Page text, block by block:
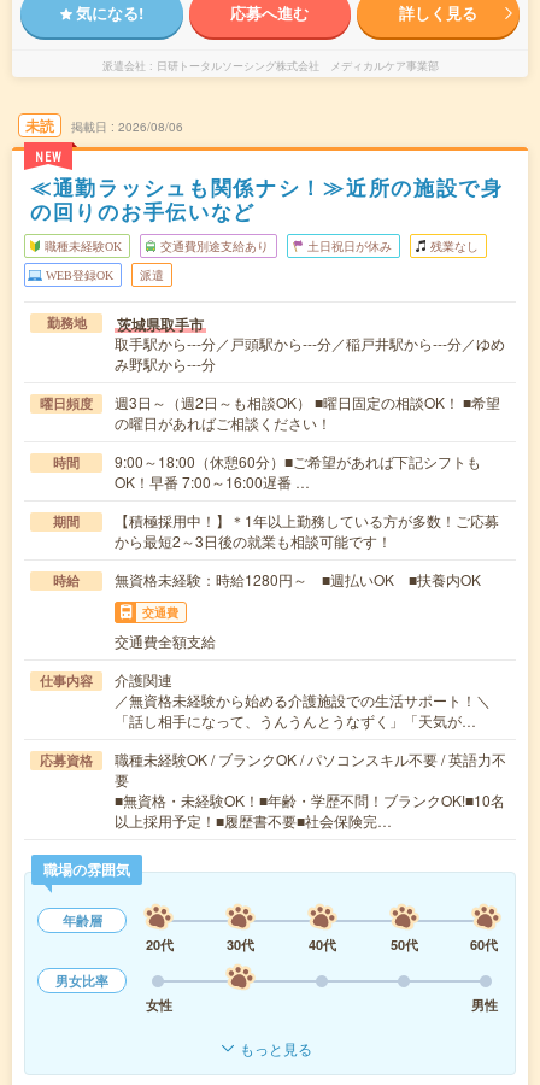
気になる! 応募へ進む 詳しく見る
派遣会社 日研トータルソーシング株式会社 メディカルケア事業部
未読
NEW
掲載日 2026/08/06
≪通勤ラッシュも関係ナシ！≫近所の施設で身
の回りのお手伝いなど
職種未経験OK 交通費別途支給あり 土日祝日が休み 残業なし
WEB登録OK 派遣
勤務地 茨城県取手市
取手駅から---分／戸頭駅から---分／稲戸井駅から---分／ゆめ
み野駅から---分
曜日頻度
週3日～（週2日～も相談OK） ■曜日固定の相談OK！ ■希望
の曜日があればご相談ください！
時間
9:00～18:00（休憩60分）■ご希望があれば下記シフトも
OK！早番 7:00～16:00遅番 …
期間
【積極採用中！】＊1年以上勤務している方が多数！ご応募
から最短2～3日後の就業も相談可能です！
時給 無資格未経験：時給1280円～ ■週払いOK ■扶養内OK
交通費
交通費全額支給
仕事内容
介護関連
／無資格未経験から始める介護施設での生活サポート！＼
「話し相手になって、うんうんとうなずく」「天気が…
応募資格
職種未経験OK / ブランクOK / パソコンスキル不要 / 英語力不
要
■無資格・未経験OK！■年齢・学歴不問！ブランクOK!■10名
以上採用予定！■履歴書不要■社会保険完…
職場の雰囲気
年齢層
20代
30代 40代 50代
60代
男女比率
女性
男性
もっと見る